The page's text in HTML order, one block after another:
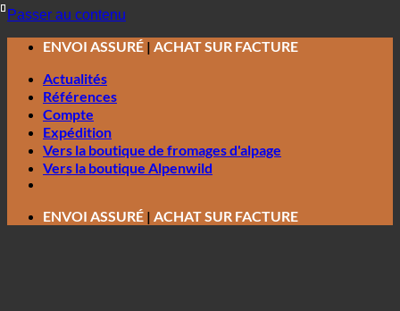
Passer au contenu
ENVOI ASSURÉ | ACHAT SUR FACTURE
Actualités
Références
Compte
Expédition
Vers la boutique de fromages d'alpage
Vers la boutique Alpenwild
ENVOI ASSURÉ | ACHAT SUR FACTURE